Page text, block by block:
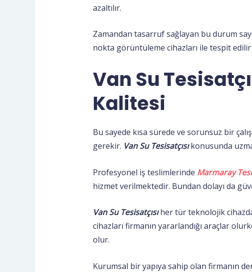
azaltılır.
Zamandan tasarruf sağlayan bu durum
nokta görüntüleme cihazları ile tespit
Van Su
Kalitesi
Bu sayede kısa sürede ve sorunsuz bir
gerekir. Van Su Tesisatçısıkonusunda
Profesyonel iş teslimlerinde Marmaray
hizmet verilmektedir. Bundan dolayı da
Van Su Tesisatçısıher tür teknolojik
cihazları firmanın yararlandığı araçlar
olur.
Kurumsal bir yapıya sahip olan firmanın